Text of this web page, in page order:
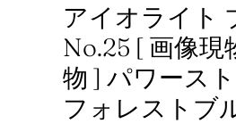
アイオライト
No.25 [ 画像現
物 ] パワース
フォレストブ